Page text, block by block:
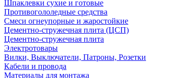
Шпаклевки сухие и готовые
Противогололедные средства
Смеси огнеупорные и жаростойкие
Цементно-стружечная плита (ЦСП)
Цементно-стружечная плита
Электротовары
Вилки, Выключатели, Патроны, Розетки
Кабели и провода
Материалы для монтажа